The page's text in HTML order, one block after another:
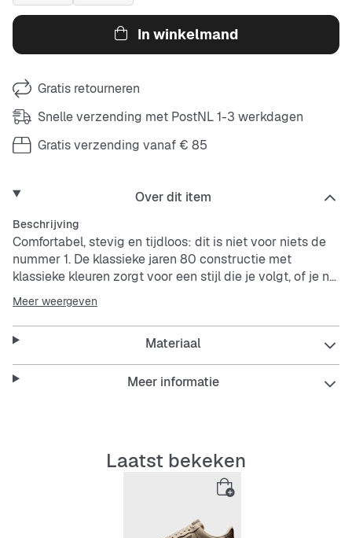
In winkelmand
Gratis retourneren
Snelle verzending met PostNL 1-3 werkdagen
Gratis verzending vanaf € 85
Over dit item
Beschrijving
Comfortabel, stevig en tijdloos: dit is niet voor niets de
nummer 1. De klassieke jaren 80 constructie met
klassieke kleuren zorgt voor een stijl die je volgt, of je nu
op het veld staat of onderweg bent.
Het bovenwerk van leer wordt mettertijd zachter en
krijgt een vintage look.
De Nike Air demping is oorspronkelijk ontworpen voor
basketbalperformance en is comfortabel, de hele dag
Meer weergeven
Materiaal
Meer informatie
Laatst bekeken